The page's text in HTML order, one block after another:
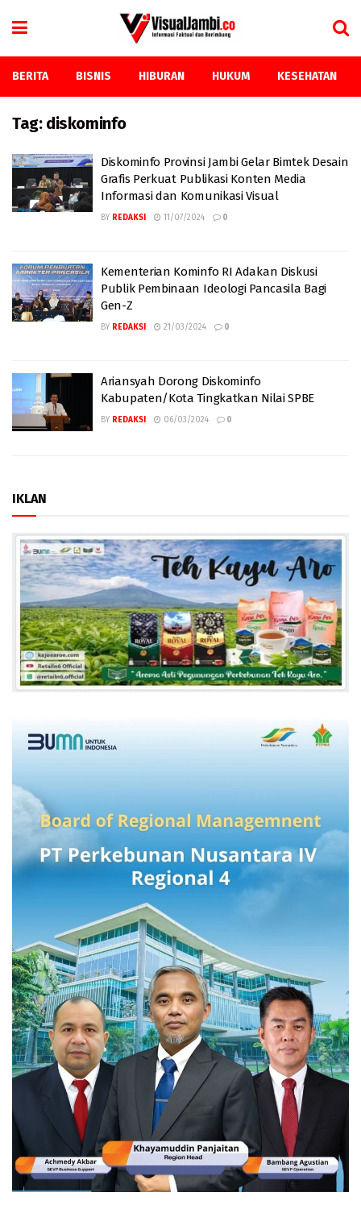
BERITA BISNIS HIBURAN HUKUM KESEHATAN
Tag: diskominfo
Diskominfo Provinsi Jambi Gelar Bimtek Desain
Grafis Perkuat Publikasi Konten Media
Informasi dan Komunikasi Visual
BY REDAKSI 11/07/2024 0
Kementerian Kominfo RI Adakan Diskusi
Publik Pembinaan Ideologi Pancasila Bagi
Gen-Z
BY REDAKSI 21/03/2024 0
Ariansyah Dorong Diskominfo
Kabupaten/Kota Tingkatkan Nilai SPBE
BY REDAKSI 06/03/2024 0
IKLAN